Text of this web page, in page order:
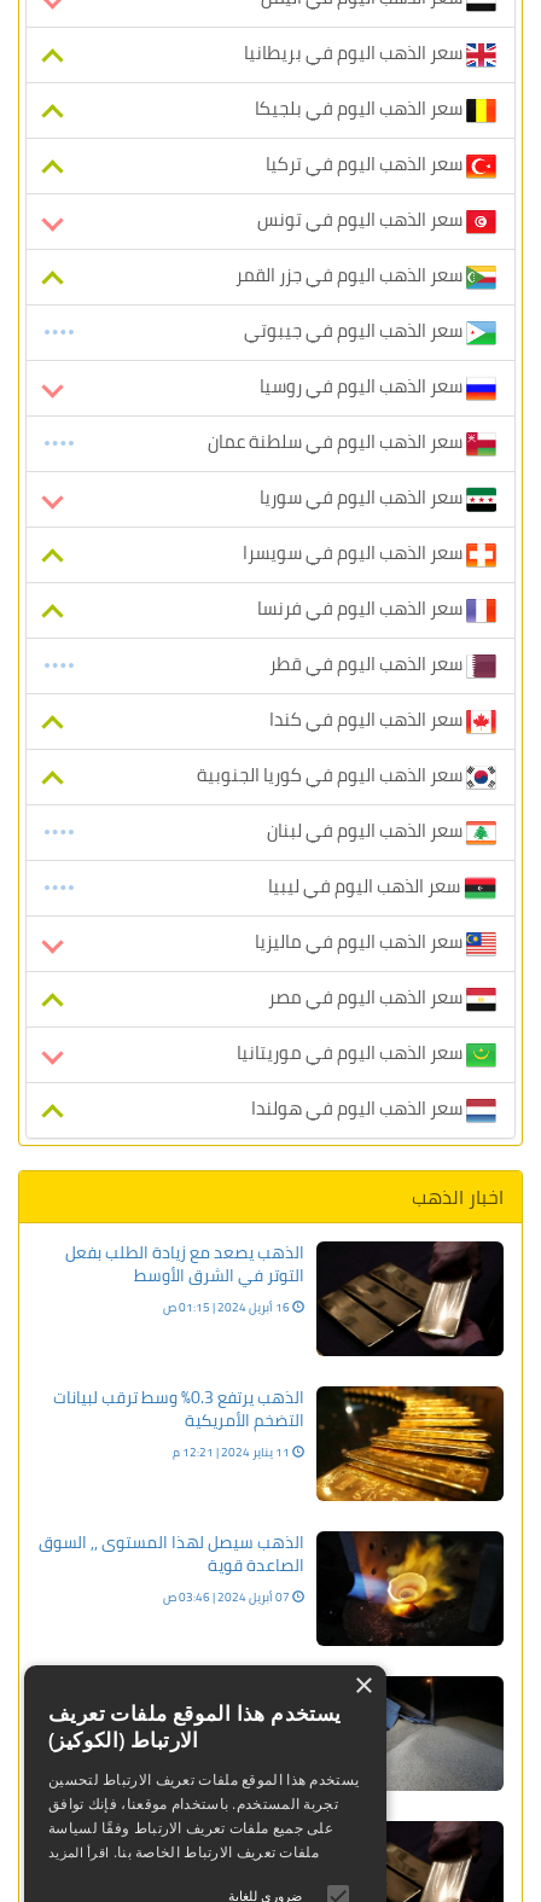
سعر الذهب اليوم في بريطانيا
سعر الذهب اليوم في بلجيكا
سعر الذهب اليوم في تركيا
سعر الذهب اليوم في تونس
سعر الذهب اليوم في جزر القمر
سعر الذهب اليوم في جيبوتي
سعر الذهب اليوم في روسيا
سعر الذهب اليوم في سلطنة عمان
سعر الذهب اليوم في سوريا
سعر الذهب اليوم في سويسرا
سعر الذهب اليوم في فرنسا
سعر الذهب اليوم في قطر
سعر الذهب اليوم في كندا
سعر الذهب اليوم في كوريا الجنوبية
سعر الذهب اليوم في لبنان
سعر الذهب اليوم في ليبيا
سعر الذهب اليوم في ماليزيا
سعر الذهب اليوم في مصر
سعر الذهب اليوم في موريتانيا
سعر الذهب اليوم في هولندا
اخبار الذهب
الذهب يصعد مع زيادة الطلب بفعل
التوتر في الشرق الأوسط
الذهب يرتفع 0.3% وسط ترقب لبيانات
التضخم الأمريكية
الذهب سيصل لهذا المستوى ,, السوق
الصاعدة قوية
بجلسة دامية - إلى أي مدى يستمر
الهبوط؟
ارتفاع أسعار الذهب في ظل المخاطر
الجيوسياسية ومخاوف الفائدة
×
يستخدم هذا الموقع ملفات تعريف
الارتباط (الكوكيز)
يستخدم هذا الموقع ملفات تعريف الارتباط لتحسين
تجربة المستخدم. باستخدام موقعنا، فإنك توافق
على جميع ملفات تعريف الارتباط وفقًا لسياسة
ملفات تعريف الارتباط الخاصة بنا. اقرأ المزيد
ضروري للغاية